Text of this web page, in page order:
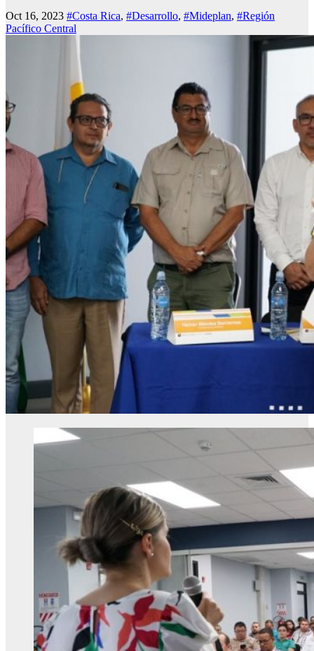
Oct 16, 2023 #Costa Rica, #Desarrollo, #Mideplan, #Región
Pacífico Central